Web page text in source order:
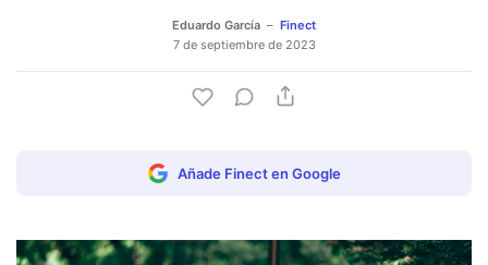
Eduardo García
Finect
7 de septiembre de 2023
Añade Finect en Google